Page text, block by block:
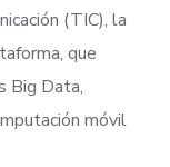
(TIC), la
que
Big Data,
móvil